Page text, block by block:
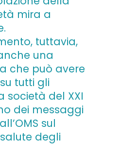
mira a
tuttavia,
una
che può avere
tutti gli
società del XXI
dei messaggi
sul
degli